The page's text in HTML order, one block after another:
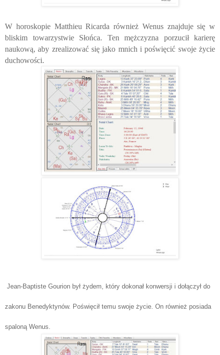
W horoskopie Matthieu Ricarda również Wenus znajduje się w
bliskim towarzystwie Słońca. Ten mężczyzna porzucił karierę
naukową, aby zrealizować się jako mnich i poświęcić swoje życie
duchowości.
Jean-Baptiste Gourion był żydem, który dokonał konwersji i dołączył do
zakonu Benedyktynów. Poświęcił temu swoje życie. On również posiada
spaloną Wenus.